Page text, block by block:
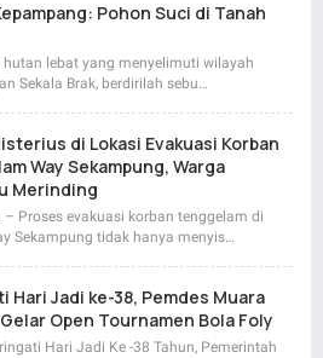
Pohon Suci di Tanah
hutan lebat yang menyelimuti wilayah
Sekala Brak, berdirilah sebu…
di Lokasi Evakuasi Korban
Way Sekampung, Warga
Merinding
– Proses evakuasi korban tenggelam di
Sekampung tidak hanya menyis…
Hari Jadi ke-38, Pemdes Muara
Open Tournamen Bola Foly
Hari Jadi Ke -38 Tahun, Pemerintah